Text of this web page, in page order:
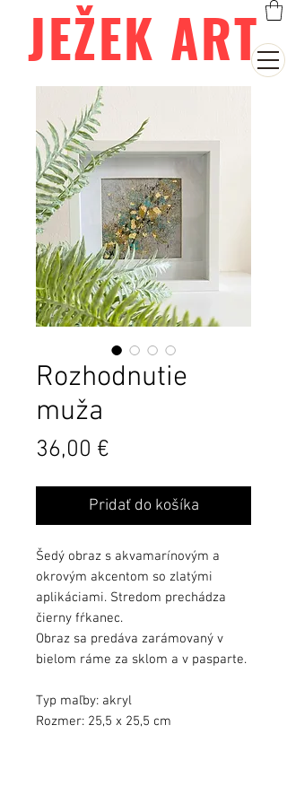
JEŽEK ART
Rozhodnutie
muža
36,00 €
Pridať do košíka
Šedý obraz s akvamarínovým a
okrovým akcentom so zlatými
aplikáciami. Stredom prechádza
čierny fŕkanec.
Obraz sa predáva zarámovaný v
bielom ráme za sklom a v pasparte.
Typ maľby: akryl
Rozmer: 25,5 x 25,5 cm